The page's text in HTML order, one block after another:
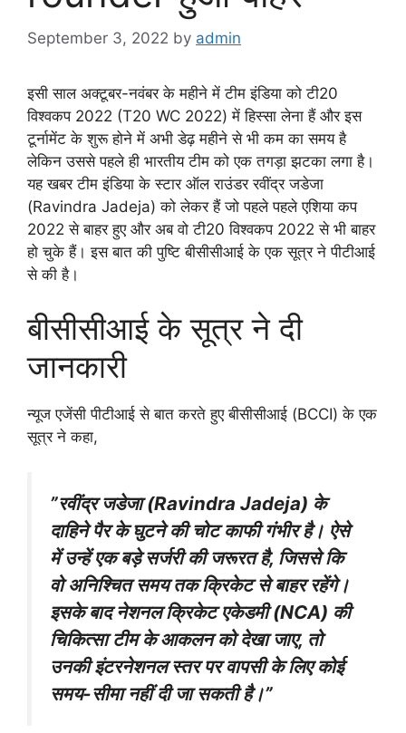
September 3, 2022 by admin
इसी साल अक्टूबर-नवंबर के महीने में टीम इंडिया को टी20
विश्वकप 2022 (T20 WC 2022) में हिस्सा लेना हैं और इस
टूर्नामेंट के शुरू होने में अभी डेढ़ महीने से भी कम का समय है
लेकिन उससे पहले ही भारतीय टीम को एक तगड़ा झटका लगा है।
यह खबर टीम इंडिया के स्टार ऑल राउंडर रवींद्र जडेजा
(Ravindra Jadeja) को लेकर हैं जो पहले पहले एशिया कप
2022 से बाहर हुए और अब वो टी20 विश्वकप 2022 से भी बाहर
हो चुके हैं। इस बात की पुष्टि बीसीसीआई के एक सूत्र ने पीटीआई
से की है।
बीसीसीआई के सूत्र ने दी
जानकारी
न्यूज एजेंसी पीटीआई से बात करते हुए बीसीसीआई (BCCI) के एक
सूत्र ने कहा,
”रवींद्र जडेजा (Ravindra Jadeja) के
दाहिने पैर के घुटने की चोट काफी गंभीर है। ऐसे
में उन्हें एक बड़े सर्जरी की जरूरत है, जिससे कि
वो अनिश्चित समय तक क्रिकेट से बाहर रहेंगे।
इसके बाद नेशनल क्रिकेट एकेडमी (NCA) की
चिकित्सा टीम के आकलन को देखा जाए, तो
उनकी इंटरनेशनल स्तर पर वापसी के लिए कोई
समय-सीमा नहीं दी जा सकती है।”